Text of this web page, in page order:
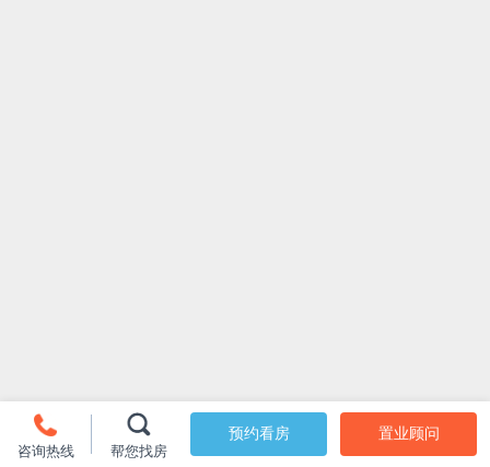
咨询热线 帮您找房
预约看房 置业顾问